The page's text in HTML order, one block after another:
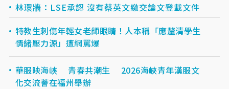
林環牆：LSE承認 沒有蔡英文繳交論文登載文件
特教生刺傷年輕女老師眼睛！人本稱「應釐清學生
情緒壓力源」遭網罵爆
華服映海峽 青春共潮生 2026海峽青年漢服文
化交流薈在福州舉辦